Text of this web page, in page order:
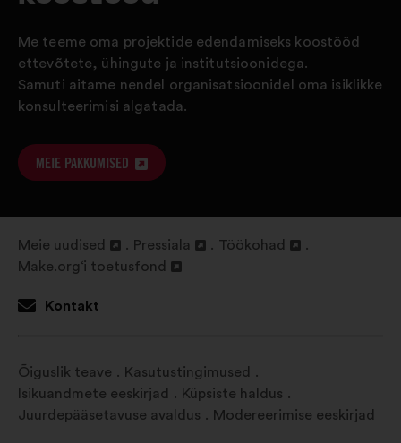
Me teeme oma projektide edendamiseks koostööd
ettevõtete, ühingute ja institutsioonidega.
Samuti aitame nendel organisatsioonidel oma isiklikke
konsulteerimisi algatada.
MEIE PAKKUMISED
VAHELEHEL
Meie uudised
vahelehel
Pressiala Töökohad
Make.org‘i toetusfond
Avamine
uuel
Kontakt
Õiguslik teave
Kasutustingimused
Isikuandmete eeskirjad
Küpsiste haldus
Juurdepääsetavuse avaldus
Modereerimise eeskirjad